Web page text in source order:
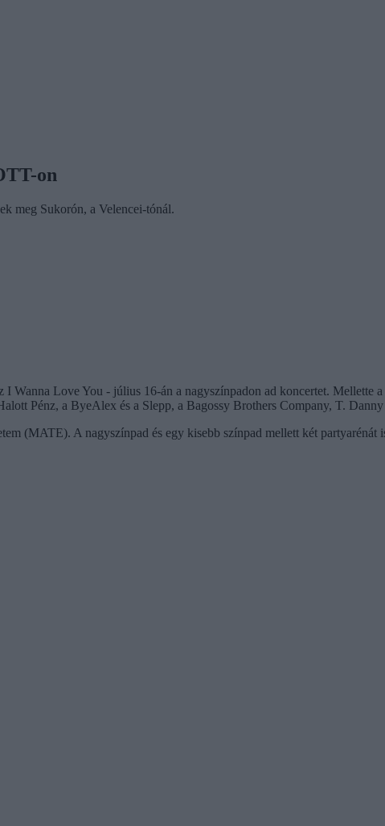
on
meg Sukorón, a Velencei-tónál.
Wanna Love You - július 16-án a nagyszínpadon ad koncertet. Mellette
Pénz, a ByeAlex és a Slepp, a Bagossy Brothers Company, T.
(MATE). A nagyszínpad és egy kisebb színpad mellett két partyarénát